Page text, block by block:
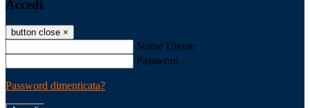
Accedi
button close ×
Nome Utente
Password
Password dimenticata?